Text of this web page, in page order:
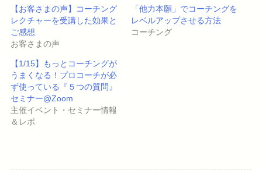
e
r
で
共
有
(
新
い
ウ
ィ
ン
ド
ウ
で
開
き
ま
す
る
に
は
リ
ッ
し
て
く
だ
さ
い
(
新
【お客さまの声】コーチング
レクチャーを受講した効果と
ご感想
お客さまの声
「他力本願」でコーチングを
レベルアップさせる方法
コーチング
【1/15】もっとコーチングが
うまくなる！プロコーチが必
ず使っている『５つの質問』
セミナー@Zoom
主催イベント・セミナー情報
＆レポ